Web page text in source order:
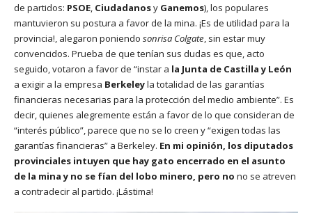
de partidos: PSOE, Ciudadanosy Ganemos), los populares
mantuvieron su postura a favor de la mina. ¡Es de utilidad para la
provincia!, alegaron poniendo sonrisa Colgate, sin estar muy
convencidos. Prueba de que tenían sus dudas es que, acto
seguido, votaron a favor de “instar a la Junta de Castilla y León
a exigir a la empresa Berkeleyla totalidad de las garantías
financieras necesarias para la protección del medio ambiente”. Es
decir, quienes alegremente están a favor de lo que consideran de
“interés público”, parece que no se lo creen y “exigen todas las
garantías financieras” a Berkeley. En mi opinión, los diputados
provinciales intuyen que hay gato encerrado en el asunto
de la mina y no se fían del lobo minero, pero no no se atreven
a contradecir al partido. ¡Lástima!